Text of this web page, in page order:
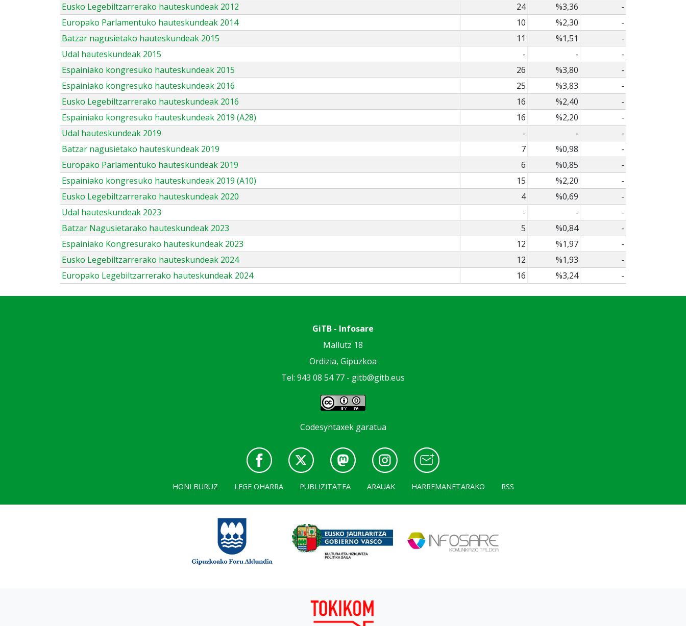
Eusko Legebiltzarrerako hauteskundeak 2012
24 %3,36
-
Europako Parlamentuko hauteskundeak 2014
10 %2,30
-
Batzar nagusietako hauteskundeak 2015
11 %1,51
-
Udal hauteskundeak 2015
- -
-
Espainiako kongresuko hauteskundeak 2015
26 %3,80
-
Espainiako kongresuko hauteskundeak 2016
25 %3,83
-
Eusko Legebiltzarrerako hauteskundeak 2016
16 %2,40
-
Espainiako kongresuko hauteskundeak 2019 (A28)
16 %2,20
-
Udal hauteskundeak 2019
- -
-
Batzar nagusietako hauteskundeak 2019
7 %0,98
-
Europako Parlamentuko hauteskundeak 2019
6 %0,85
-
Espainiako kongresuko hauteskundeak 2019 (A10)
15 %2,20
-
Eusko Legebiltzarrerako hauteskundeak 2020
4 %0,69
-
Udal hauteskundeak 2023
- -
-
Batzar Nagusietarako hauteskundeak 2023
5 %0,84
-
Espainiako Kongresurako hauteskundeak 2023
12 %1,97
-
Eusko Legebiltzarrerako hauteskundeak 2024
12 %1,93
-
Europako Legebiltzarrerako hauteskundeak 2024
16 %3,24 -
GiTB - Infosare
Mallutz 18
Ordizia, Gipuzkoa
Tel: 943 08 54 77 - gitb@gitb.eus
Codesyntaxek garatua
HONI BURUZ LEGE OHARRA PUBLIZITATEA ARAUAK HARREMANETARAKO RSS